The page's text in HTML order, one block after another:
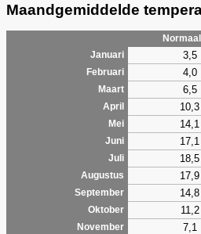
Maandgemiddelde
Normaal
Januari
3,5
Februari 4,0
Maart 6,5
April 10,3
Mei 14,1
Juni 17,1
Juli 18,5
Augustus 17,9
September
14,8
Oktober
11,2
November
7,1